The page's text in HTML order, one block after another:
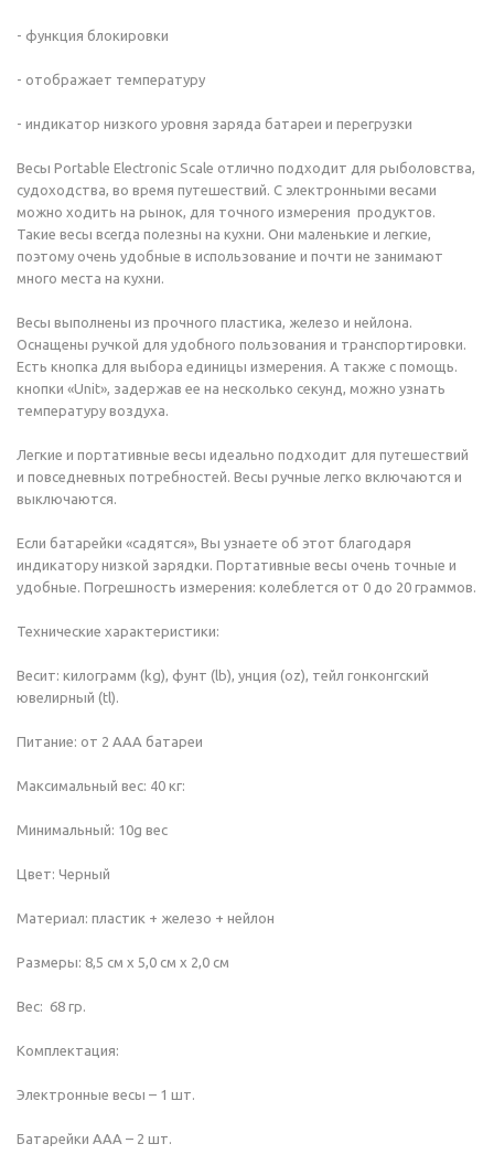
- функция блокировки
- отображает температуру
- индикатор низкого уровня заряда батареи и перегрузки
Весы Portable Electronic Scale отлично подходит для рыболовства,
судоходства, во время путешествий. С электронными весами
можно ходить на рынок, для точного измерения продуктов.
Такие весы всегда полезны на кухни. Они маленькие и легкие,
поэтому очень удобные в использование и почти не занимают
много места на кухни.
Весы выполнены из прочного пластика, железо и нейлона.
Оснащены ручкой для удобного пользования и транспортировки.
Есть кнопка для выбора единицы измерения. А также с помощь.
кнопки «Unit», задержав ее на несколько секунд, можно узнать
температуру воздуха.
Легкие и портативные весы идеально подходит для путешествий
и повседневных потребностей. Весы ручные легко включаются и
выключаются.
Если батарейки «садятся», Вы узнаете об этот благодаря
индикатору низкой зарядки. Портативные весы очень точные и
удобные. Погрешность измерения: колеблется от 0 до 20 граммов.
Технические характеристики:
Весит: килограмм (kg), фунт (lb), унция (oz), тейл гонконгский
ювелирный (tl).
Питание: от 2 ААА батареи
Максимальный вес: 40 кг:
Минимальный: 10g вес
Цвет: Черный
Материал: пластик + железо + нейлон
Размеры: 8,5 см х 5,0 см х 2,0 см
Вес: 68 гр.
Комплектация:
Электронные весы – 1 шт.
Батарейки AAA – 2 шт.